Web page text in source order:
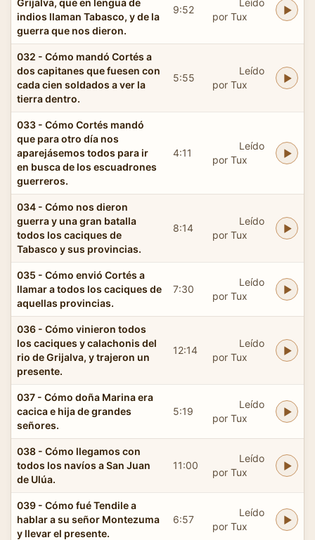
indios llaman Tabasco, y de la
guerra que nos dieron.
9:52
por Tux
032 - Cómo mandó Cortés a
dos capitanes que fuesen con
cada cien soldados a ver la
tierra dentro.
5:55
Leído
por Tux
033 - Cómo Cortés mandó
que para otro día nos
aparejásemos todos para ir
en busca de los escuadrones
guerreros.
4:11
Leído
por Tux
034 - Cómo nos dieron
guerra y una gran batalla
todos los caciques de
Tabasco y sus provincias.
8:14
Leído
por Tux
035 - Cómo envió Cortés a
llamar a todos los caciques de
aquellas provincias.
7:30
Leído
por Tux
036 - Cómo vinieron todos
los caciques y calachonis del
rio de Grijalva, y trajeron un
presente.
12:14
Leído
por Tux
037 - Cómo doña Marina era
cacica e hija de grandes
señores.
5:19
Leído
por Tux
038 - Cómo llegamos con
todos los navíos a San Juan
de Ulúa.
11:00
Leído
por Tux
039 - Cómo fué Tendile a
hablar a su señor Montezuma
y llevar el presente.
6:57
Leído
por Tux